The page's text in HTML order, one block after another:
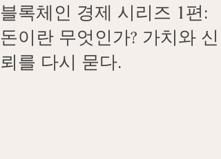
블록체인 경제 시리즈 1편:
돈이란 무엇인가? 가치와 신
뢰를 다시 묻다.